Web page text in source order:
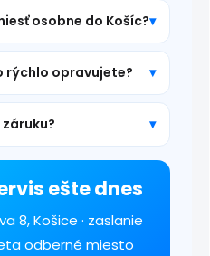
osobne do Košíc?
rýchlo opravujete?
ešte dnes
8, Košice · zaslanie
odberné miesto